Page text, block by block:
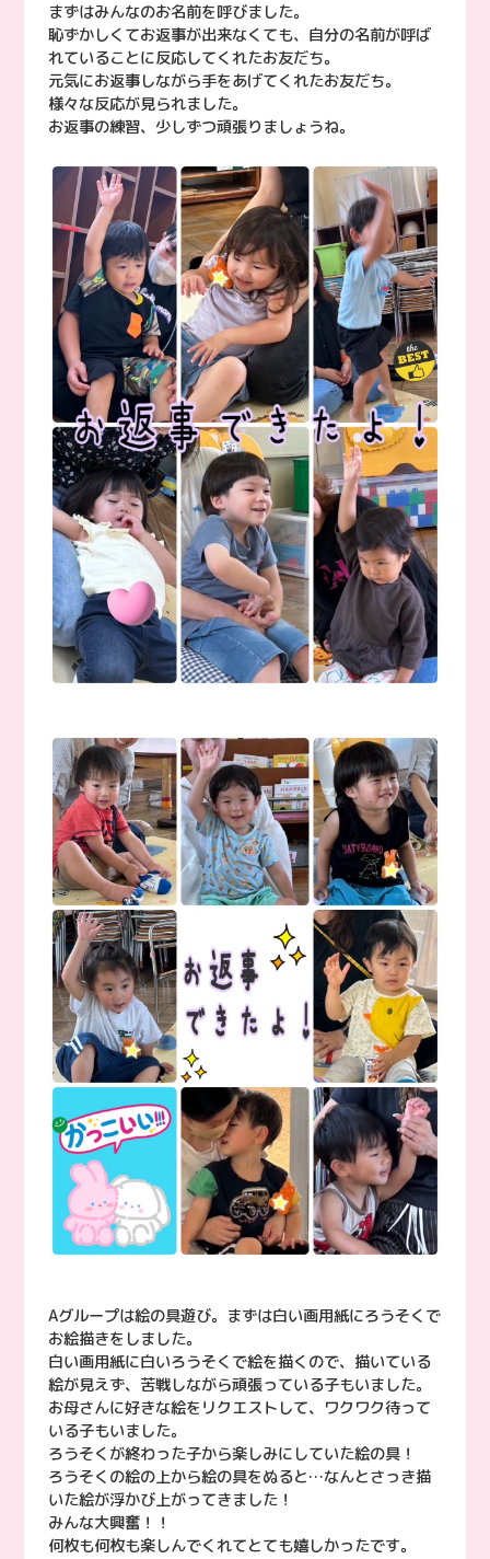
まずはみんなのお名前を呼びました。
恥ずかしくてお返事が出来なくても、自分の名前が呼ば
れていることに反応してくれたお友だち。
元気にお返事しながら手をあげてくれたお友だち。
様々な反応が見られました。
お返事の練習、少しずつ頑張りましょうね。
Aグループは絵の具遊び。まずは白い画用紙にろうそくで
お絵描きをしました。
白い画用紙に白いろうそくで絵を描くので、描いている
絵が見えず、苦戦しながら頑張っている子もいました。
お母さんに好きな絵をリクエストして、ワクワク待って
いる子もいました。
ろうそくが終わった子から楽しみにしていた絵の具！
ろうそくの絵の上から絵の具をぬると…なんとさっき描
いた絵が浮かび上がってきました！
みんな大興奮！！
何枚も何枚も楽しんでくれてとても嬉しかったです。